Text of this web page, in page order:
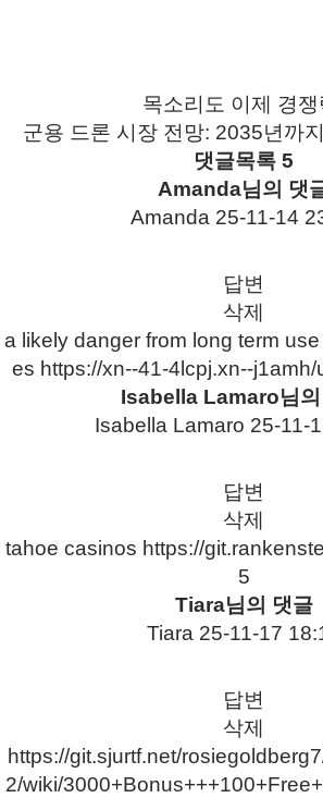
목소리도 이제 경쟁
군용 드론 시장 전망: 2035년까
댓글목록 5
Amanda님의 댓
Amanda 25-11-14
답변
삭제
a likely danger from long term
es https://xn--41-4lcpj.xn--
Isabella Lamaro님의
Isabella Lamaro 25-11-
답변
삭제
tahoe casinos https://
5
Tiara님의 댓글
Tiara 25-11-17
답변
삭제
https://git.sjurtf.net/
2/wiki/